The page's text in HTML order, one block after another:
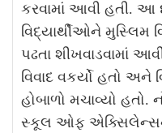
કરવામાં આવી હતી. આ
વિદ્યાર્થીઓને મુસ્લિમ
પઢતા શીખવાડવામાં
વિવાદ વકર્યો હતો અને
હોબાળો મચાવ્યો
સ્કૂલ ઓફ એક્સિલેન્સના